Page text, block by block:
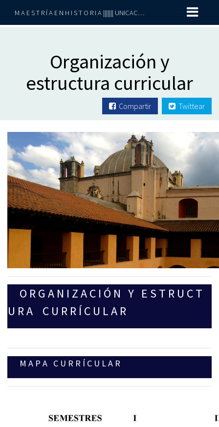
M A E S T R Í A E N H I S T O R I A ||||||| UNICACH-UNACH
Organización y
estructura curricular
Compartir Twittear
O R G A N I Z A C I Ó N Y E S T R U C T
U R A C U R R Í C U L A R
M A P A C U R R Í C U L A R